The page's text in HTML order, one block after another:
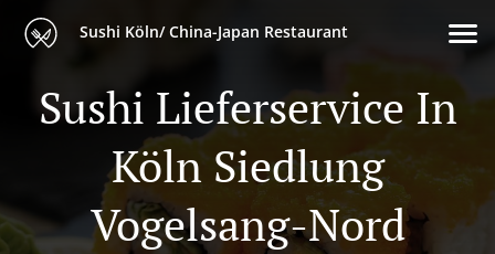
Sushi Köln/ China-Japan Restaurant
Sushi Lieferservice In
Köln Siedlung
Vogelsang-Nord